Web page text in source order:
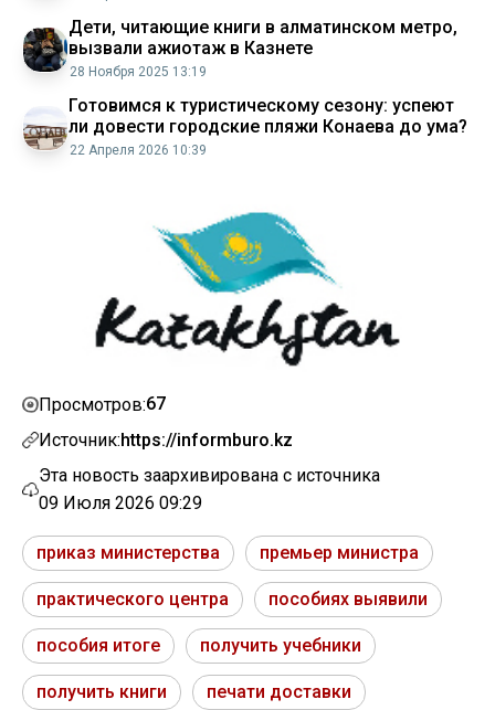
Дети, читающие книги в алматинском метро,
вызвали ажиотаж в Казнете
28 Ноября 2025 13:19
Готовимся к туристическому сезону: успеют
ли довести городские пляжи Конаева до ума?
22 Апреля 2026 10:39
Просмотров:67
Источник:https://informburo.kz
Эта новость заархивирована с источника
09 Июля 2026 09:29
приказ министерства премьер министра
практического центра пособиях выявили
пособия итоге получить учебники
получить книги печати доставки